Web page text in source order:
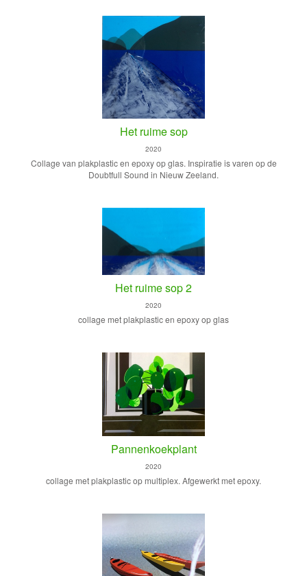
Het ruime sop
2020
Collage van plakplastic en epoxy op glas. Inspiratie is varen op de
Doubtfull Sound in Nieuw Zeeland.
Het ruime sop 2
2020
collage met plakplastic en epoxy op glas
Pannenkoekplant
2020
collage met plakplastic op multiplex. Afgewerkt met epoxy.